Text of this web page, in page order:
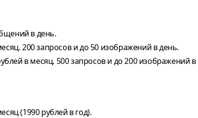
в день.
200 запросов и до 50 изображений в день.
в месяц. 500 запросов и до 200 изображений в
(1990 рублей в год).